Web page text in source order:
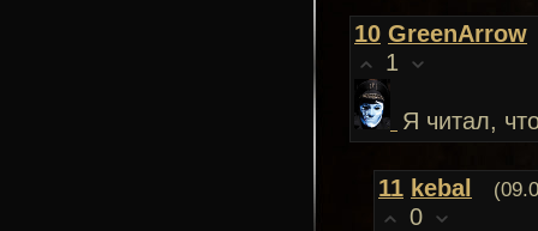
10 GreenArrow
1
Я читал,
11 kebal
0